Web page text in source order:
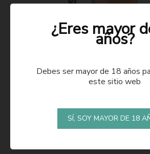
¿Eres mayor
años?
Debes ser mayor de 18 años
este sitio web
SÍ, SOY MAYOR DE 18